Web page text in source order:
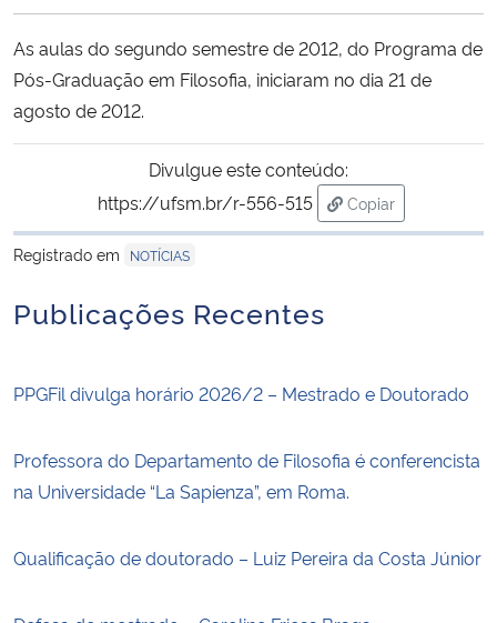
Ministério da Cidadania
Ministério da Saúde
Ministério da Ciência, Tecnologia, Inovações e Comunicações
Ministério do Meio Ambiente
Ministério do Turismo
Ministério da Mulher, da Família e dos Direitos Humanos
Secretaria-Geral
As aulas do segundo semestre de 2012, do Programa de
Pós-Graduação em Filosofia, iniciaram no dia 21 de
agosto de 2012.
Divulgue este conteúdo:
https://ufsm.br/r-556-515
Copiar
para área de
Registrado em
NOTÍCIAS
Publicações Recentes
PPGFil divulga horário 2026/2 – Mestrado e Doutorado
Professora do Departamento de Filosofia é conferencista
na Universidade “La Sapienza”, em Roma.
Qualificação de doutorado – Luiz Pereira da Costa Júnior